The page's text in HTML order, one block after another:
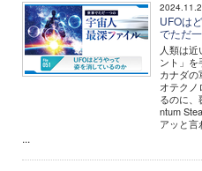
UFOは
でただ
人類は
ント」を
カナダの
オテクノ
るのに
ntum
アッと言
...